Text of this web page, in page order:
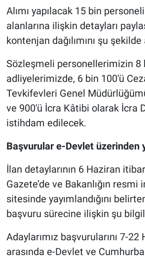
Alımı yapılacak 15 bin
alanlarına ilişkin detayları
kontenjan dağılımını şu şekilde
Sözleşmeli personellerimizin 8
adliyelerimizde, 6 bin 100'ü
Tevkifevleri Genel
ve 900'ü İcra Kâtibi olarak İcra
istihdam edilecek.
Başvurular e-Devlet üzerinden
İlan detaylarının 6 Haziran
Gazete’de ve Bakanlığın resmi
sitesinde yayımlandığını
başvuru sürecine ilişkin şu
Adaylarımız başvurularını 7-
arasında e-Devlet ve